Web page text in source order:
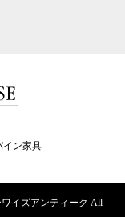
イン家具
イズアンティーク All